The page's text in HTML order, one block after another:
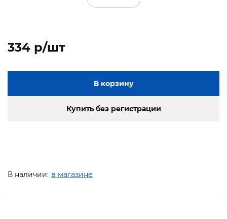
334 p/шт
В корзину
Купить без регистрации
В наличии: в магазине